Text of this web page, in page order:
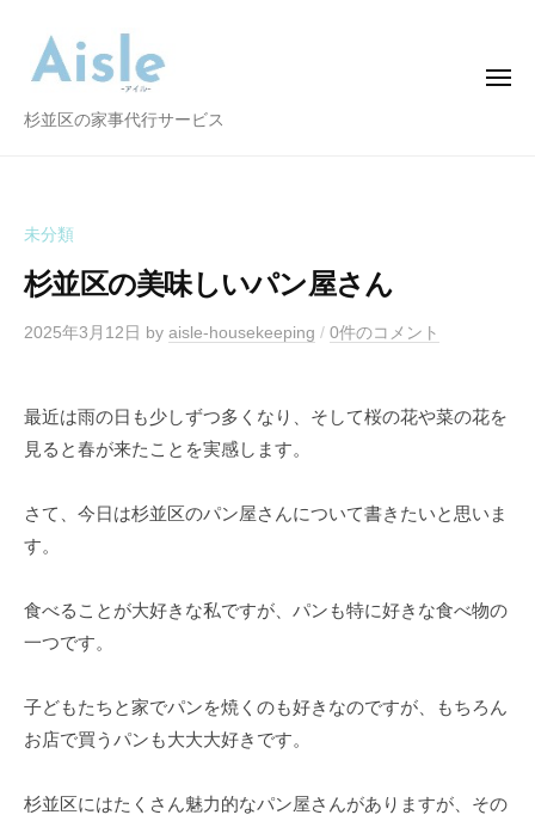
A
杉並区の家事代行サービス
メ
未分類
杉並区の美味しいパン屋さん
2025年3月12日 by aisle-housekeeping / 0件のコメント
最近は雨の日も少しずつ多くなり、そして桜の花や菜の花を
見ると春が来たことを実感します。
さて、今日は杉並区のパン屋さんについて書きたいと思いま
す。
食べることが大好きな私ですが、パンも特に好きな食べ物の
一つです。
子どもたちと家でパンを焼くのも好きなのですが、もちろん
お店で買うパンも大大大好きです。
杉並区にはたくさん魅力的なパン屋さんがありますが、その
e